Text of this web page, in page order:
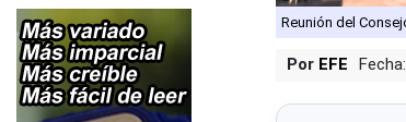
Reunión del
Por EFE